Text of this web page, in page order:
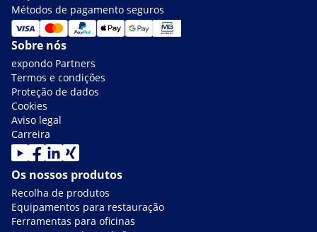
Métodos de pagamento seguros
Sobre nós
expondo Partners
Termos e condições
Proteção de dados
Cookies
Aviso legal
Carreira
Os nossos produtos
Recolha de produtos
Equipamentos para restauração
Ferramentas para oficinas